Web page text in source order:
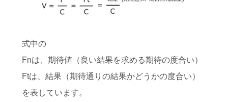
式中の
Fnは、期待値（良い結果を求める期待の度合い）
Ftは、結果（期待通りの結果かどうかの度合い）
を表しています。